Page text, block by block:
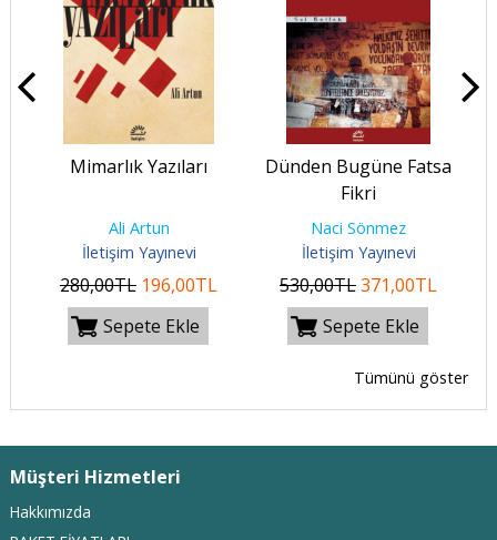
Mimarlık Yazıları
Ali Artun
İletişim Yayınevi
280,00TL 196,00TL
Sepete Ekle
Dünden Bugüne Fatsa
Fikri
Naci Sönmez
İletişim Yayınevi
530,00TL371,00TL
Sepete Ekle
Tümünü göster
Müşteri Hizmetleri
Hakkımızda